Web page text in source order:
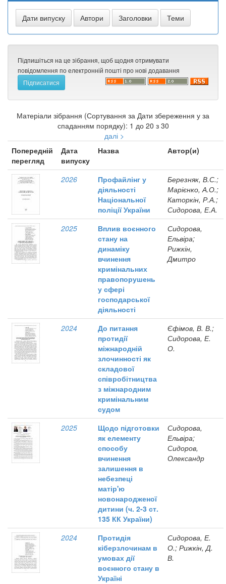
Підпишіться на це зібрання, щоб щодня отримувати
повідомлення по електронній пошті про нові додавання
Матеріали зібрання (Сортування за Дати збереження у за
спаданням порядку): 1 до 20 з 30
далі >
Попередній
перегляд
Дата
випуску
Назва Автор(и)
2026
Профайлінг у
діяльності
Національної
поліції України
Березняк, В.С.;
Марієнко, А.О.;
Каторкін, Р.А.;
Сидорова, Е.А.
2025
Вплив воєнного
стану на
динаміку
вчинення
кримінальних
правопорушень
у сфері
господарської
діяльності
Сидорова,
Ельвіра;
Рижкін,
Дмитро
2024
До питання
протидії
міжнародній
злочинності як
складової
співробітництва
з міжнародним
кримінальним
судом
Єфімов, В. В.;
Сидорова, Е.
О.
2025
Щодо підготовки
як елементу
способу
вчинення
залишення в
небезпеці
матір'ю
новонародженої
дитини (ч. 2-3 ст.
135 КК України)
Сидорова,
Ельвіра;
Сидоров,
Олександр
2024
Протидія
кіберзлочинам в
умовах дії
воєнного стану в
Україні
Сидорова, Е.
О.; Рижкін, Д.
В.